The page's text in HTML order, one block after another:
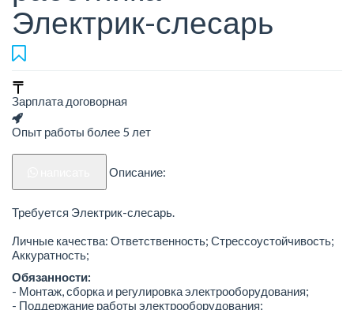
Электрик-слесарь
Зарплата договорная
Опыт работы более 5 лет
Описание:
Требуется Электрик-слесарь.
Личные качества: Ответственность; Стрессоустойчивость;
Аккуратность;
Обязанности:
- Монтаж, сборка и регулировка электрооборудования;
- Поддержание работы электрооборудования;